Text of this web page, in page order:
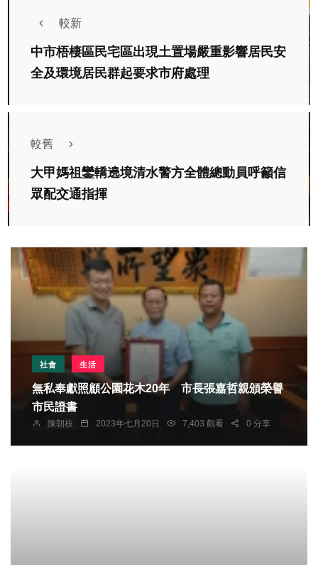
較新
中市梧棲區民宅區出現土置場嚴重影響居民安
全及環境居民群起要求市府處理
較舊
大甲媽祖鑾轎遶境清水警方全體總動員呼籲信
眾配交通指揮
社會 生活
無私奉獻照顧公園花木20年 市長張嘉哲親頒榮譽
市民證書
陳朝枝 2023年七月20日 7,403 觀看 0 分享